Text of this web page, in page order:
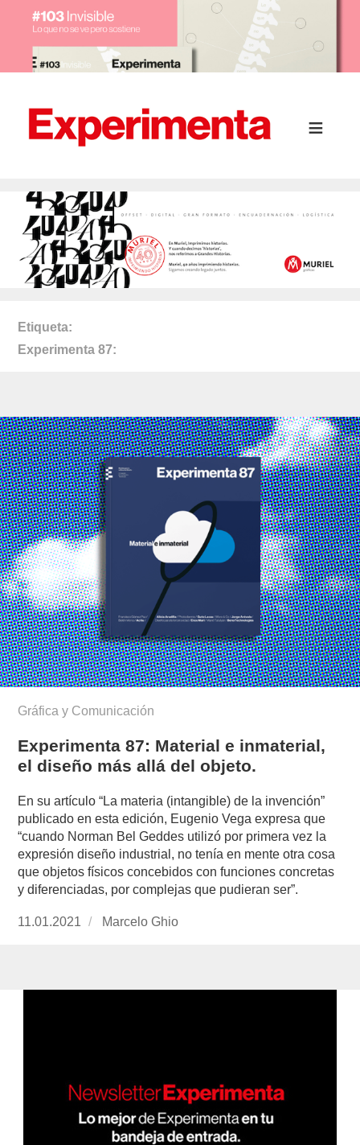
Etiqueta
Experimenta 87
Gráfica y Comunicación
Experimenta 87: Material e inmaterial,
el diseño más allá del objeto.
En su artículo “La materia (intangible) de la invención”
publicado en esta edición, Eugenio Vega expresa que
“cuando Norman Bel Geddes utilizó por primera vez la
expresión diseño industrial, no tenía en mente otra cosa
que objetos físicos concebidos con funciones concretas
y diferenciadas, por complejas que pudieran ser”.
Publicado
11.01.2021
https://www.experimenta.es/author/marcelo-
Marcelo Ghio